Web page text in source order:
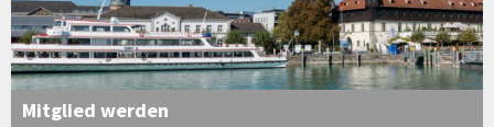
Mitglied werden